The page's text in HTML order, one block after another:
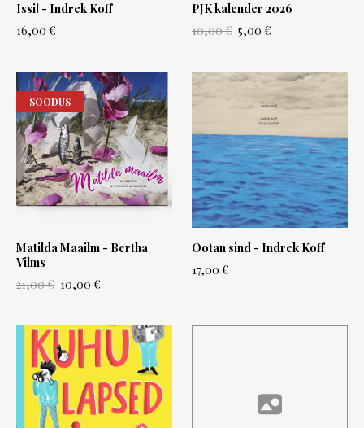
Issi! - Indrek Koff
16,00 €
PJK kalender 2026
10,00 € 5,00 €
SOODUS
Matilda Maailm - Bertha
Vilms
21,00 € 10,00 €
Ootan sind - Indrek Koff
17,00 €